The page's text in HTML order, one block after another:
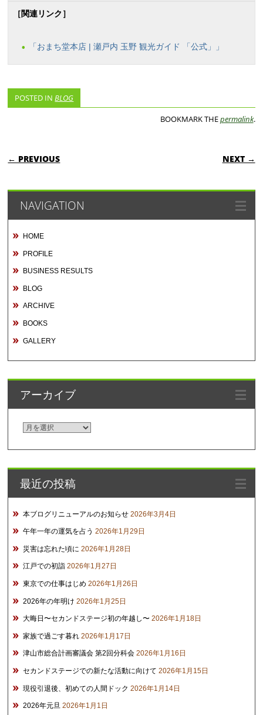
［関連リンク］
「おまち堂本店 | 瀬戸内 玉野 観光ガイド 「公式」」
POSTED INBLOG
BOOKMARK THEpermalink.
POST NAVIGATION
← PREVIOUS NEXT →
NAVIGATION
HOME
PROFILE
BUSINESS RESULTS
BLOG
ARCHIVE
BOOKS
GALLERY
アーカイブ
ア
イ
ブ
最近の投稿
本ブログリニューアルのお知らせ 2026年3月4日
午年一年の運気を占う 2026年1月29日
災害は忘れた頃に 2026年1月28日
江戸での初詣 2026年1月27日
東京での仕事はじめ 2026年1月26日
2026年の年明け 2026年1月25日
大晦日〜セカンドステージ初の年越し〜 2026年1月18日
家族で過ごす暮れ 2026年1月17日
津山市総合計画審議会 第2回分科会 2026年1月16日
セカンドステージでの新たな活動に向けて 2026年1月15日
現役引退後、初めての人間ドック 2026年1月14日
2026年元旦 2026年1月1日